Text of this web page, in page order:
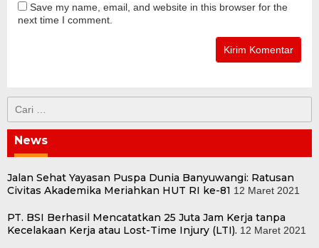
Save my name, email, and website in this browser for the
next time I comment.
untuk:
News
Jalan Sehat Yayasan Puspa Dunia Banyuwangi: Ratusan
Civitas Akademika Meriahkan HUT RI ke-81 12 Maret 2021
PT. BSI Berhasil Mencatatkan 25 Juta Jam Kerja tanpa
Kecelakaan Kerja atau Lost-Time Injury (LTI). 12 Maret 2021